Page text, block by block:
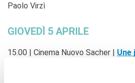
Paolo Virzì
GIOVEDÌ 5 APRILE
15.00 | Cinema Nuovo Sacher | Une
Valeria Bruni Tedeschi e Yann